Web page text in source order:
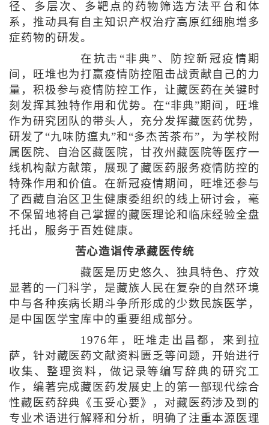
径、多层次、多靶点的药物筛选方法平台和体
系，推动具有自主知识产权治疗高原红细胞增多
症药物的研发。
在抗击“非典”、防控新冠疫情期
间，旺堆也为打赢疫情防控阻击战贡献自己的力
量，积极参与疫情防控工作，让藏医药在关键时
刻发挥其独特作用和优势。在“非典”期间，旺堆
作为研究团队的带头人，充分发挥藏医药优势，
研发了“九味防瘟丸”和“多杰苦茶布”，为学校附
属医院、自治区藏医院，甘孜州藏医院等医疗一
线机构献方献策，展现了藏医药服务疫情防控的
特殊作用和价值。在新冠疫情期间，旺堆还参与
了西藏自治区卫生健康委组织的线上研讨会，毫
不保留地将自己掌握的藏医理论和临床经验全盘
托出，服务于百姓健康。
苦心造诣传承藏医传统
藏医是历史悠久、独具特色、疗效
显著的一门科学，是藏族人民在复杂的自然环境
中与各种疾病长期斗争所形成的少数民族医学，
是中国医学宝库中的重要组成部分。
1976年，旺堆走出昌都，来到拉
萨，针对藏医药文献资料匮乏等问题，开始进行
收集、整理资料，做记录等编写辞典的研究工
作，编著完成藏医药发展史上的第一部现代综合
性藏医药辞典《玉妥心要》，对藏医药涉及到的
专业术语进行解释和分析，明确了注重本源医理